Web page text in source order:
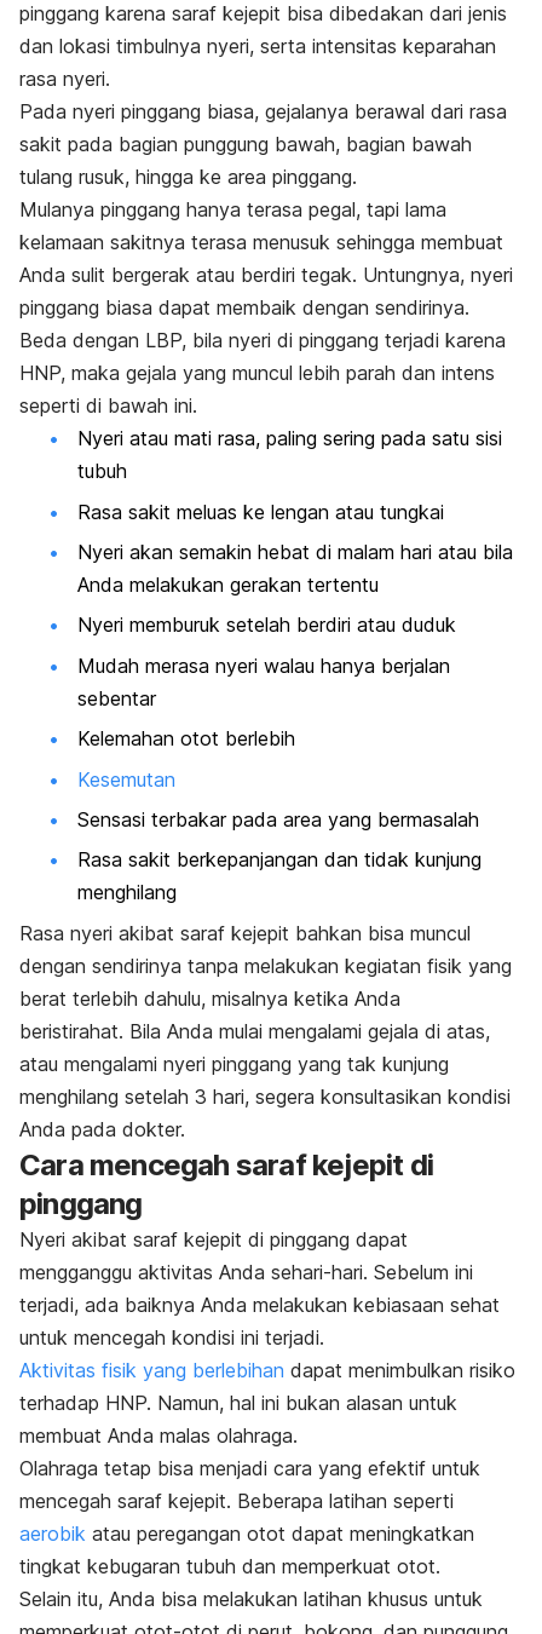
pinggang karena saraf kejepit bisa dibedakan dari jenis
dan lokasi timbulnya nyeri, serta intensitas keparahan
rasa nyeri.
Pada nyeri pinggang biasa, gejalanya berawal dari rasa
sakit pada bagian punggung bawah, bagian bawah
tulang rusuk, hingga ke area pinggang.
Mulanya pinggang hanya terasa pegal, tapi lama
kelamaan sakitnya terasa menusuk sehingga membuat
Anda sulit bergerak atau berdiri tegak. Untungnya, nyeri
pinggang biasa dapat membaik dengan sendirinya.
Beda dengan LBP, bila nyeri di pinggang terjadi karena
HNP, maka gejala yang muncul lebih parah dan intens
seperti di bawah ini.
Nyeri atau mati rasa, paling sering pada satu sisi
tubuh
Rasa sakit meluas ke lengan atau tungkai
Nyeri akan semakin hebat di malam hari atau bila
Anda melakukan gerakan tertentu
Nyeri memburuk setelah berdiri atau duduk
Mudah merasa nyeri walau hanya berjalan
sebentar
Kelemahan otot berlebih
Kesemutan
Sensasi terbakar pada area yang bermasalah
Rasa sakit berkepanjangan dan tidak kunjung
menghilang
Rasa nyeri akibat saraf kejepit bahkan bisa muncul
dengan sendirinya tanpa melakukan kegiatan fisik yang
berat terlebih dahulu, misalnya ketika Anda
beristirahat. Bila Anda mulai mengalami gejala di atas,
atau mengalami nyeri pinggang yang tak kunjung
menghilang setelah 3 hari, segera konsultasikan kondisi
Anda pada dokter.
Cara mencegah saraf kejepit di
pinggang
Nyeri akibat saraf kejepit di pinggang dapat
mengganggu aktivitas Anda sehari-hari. Sebelum ini
terjadi, ada baiknya Anda melakukan kebiasaan sehat
untuk mencegah kondisi ini terjadi.
Aktivitas fisik yang berlebihan dapat menimbulkan risiko
terhadap HNP. Namun, hal ini bukan alasan untuk
membuat Anda malas olahraga.
Olahraga tetap bisa menjadi cara yang efektif untuk
mencegah saraf kejepit. Beberapa latihan seperti
aerobik atau peregangan otot dapat meningkatkan
tingkat kebugaran tubuh dan memperkuat otot.
Selain itu, Anda bisa melakukan latihan khusus untuk